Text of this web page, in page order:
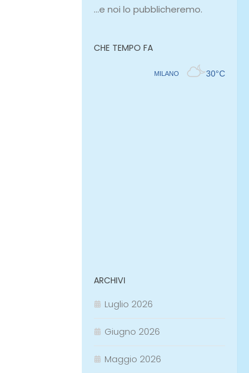
...e noi lo pubblicheremo.
CHE TEMPO FA
ARCHIVI
Luglio 2026
Giugno 2026
Maggio 2026